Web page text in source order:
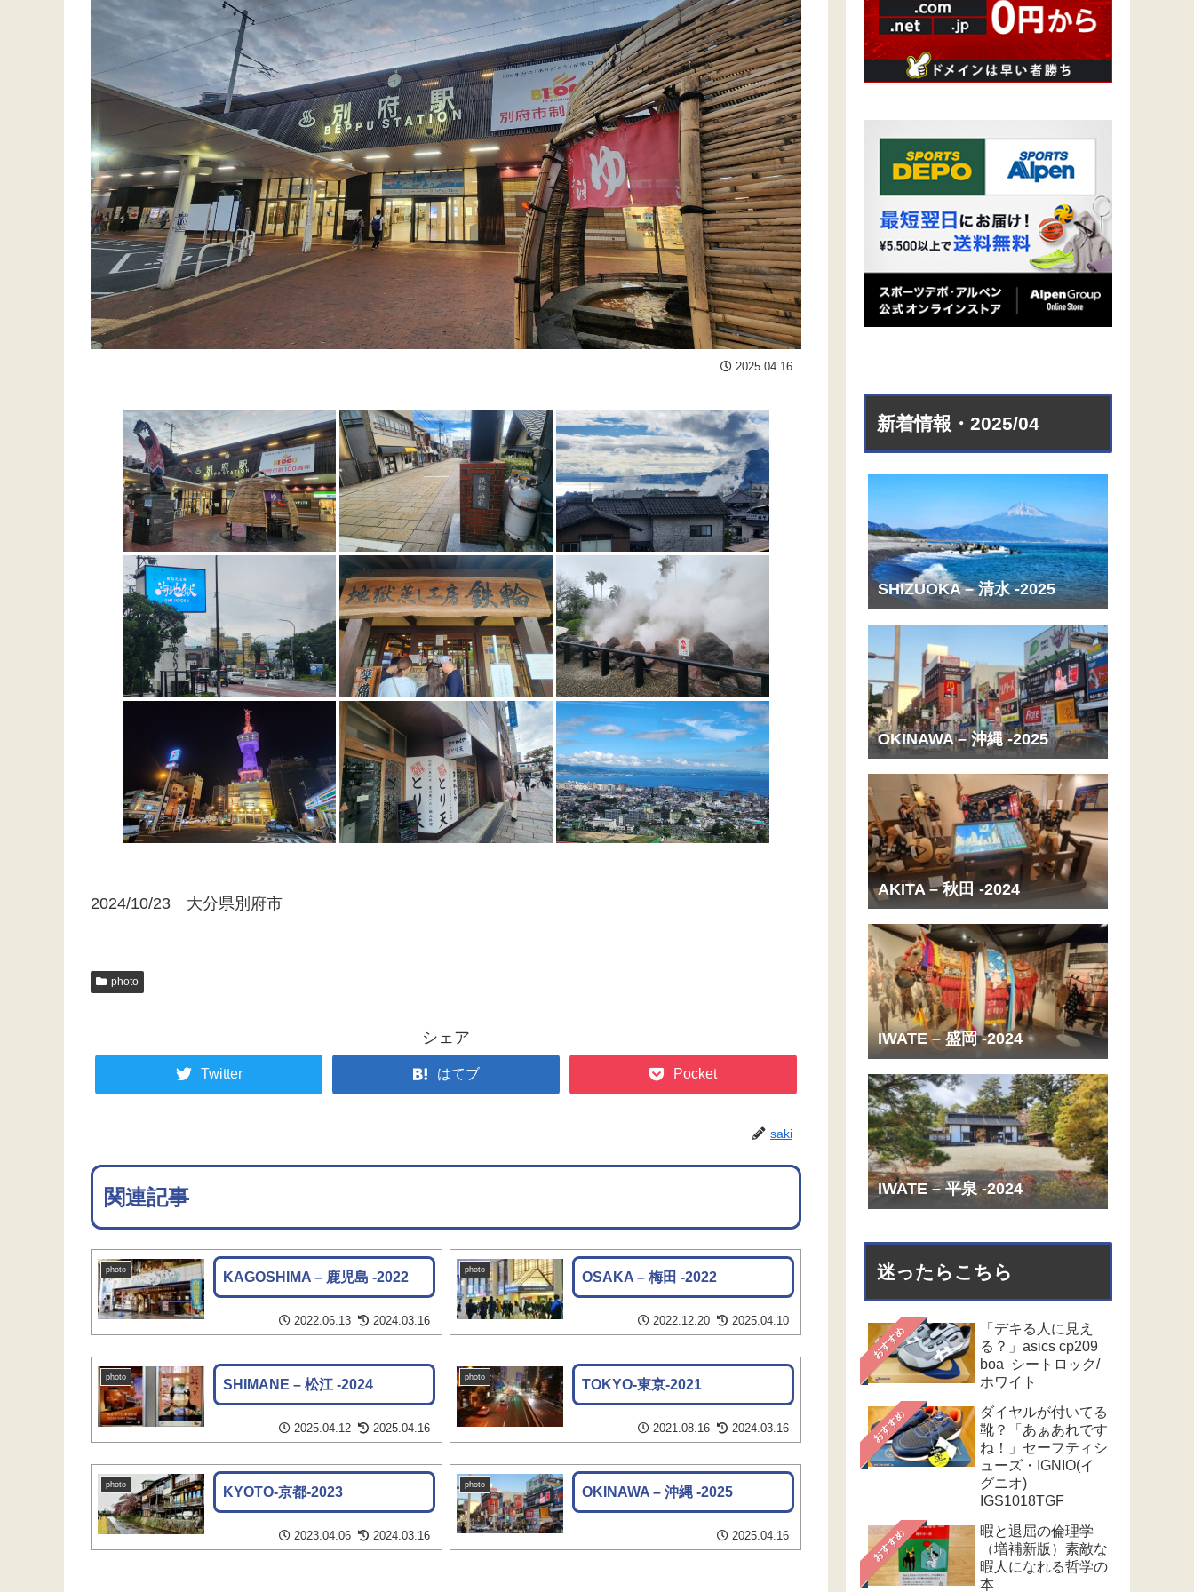
2025.04.16
2024/10/23 大分県別府市
photo
シェア
Twitter はてブ Pocket
saki
関連記事
photo KAGOSHIMA – 鹿児島 -2022
2022.06.13 2024.03.16
photo OSAKA – 梅田 -2022
2022.12.20 2025.04.10
photo SHIMANE – 松江 -2024
2025.04.12 2025.04.16
photo TOKYO-東京-2021
2021.08.16 2024.03.16
photo KYOTO-京都-2023
2023.04.06 2024.03.16
photo OKINAWA – 沖縄 -2025
2025.04.16
新着情報・2025/04
SHIZUOKA – 清水 -2025
OKINAWA – 沖縄 -2025
AKITA – 秋田 -2024
IWATE – 盛岡 -2024
IWATE – 平泉 -2024
迷ったらこちら
おすすめ
「デキる人に見え
る？」asics cp209
boa シートロック/
ホワイト
おすすめ
ダイヤルが付いてる
靴？「あぁあれです
ね！」セーフティシ
ューズ・IGNIO(イ
グニオ)
IGS1018TGF
おすすめ
暇と退屈の倫理学
（増補新版）素敵な
暇人になれる哲学の
本